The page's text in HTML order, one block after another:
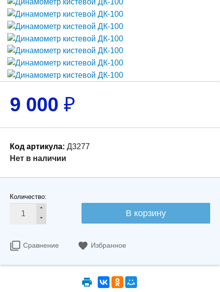
9 000 ₽
Код артикула: Д3277
Нет в наличии
Количество:
В корзину
Сравнение Избранное